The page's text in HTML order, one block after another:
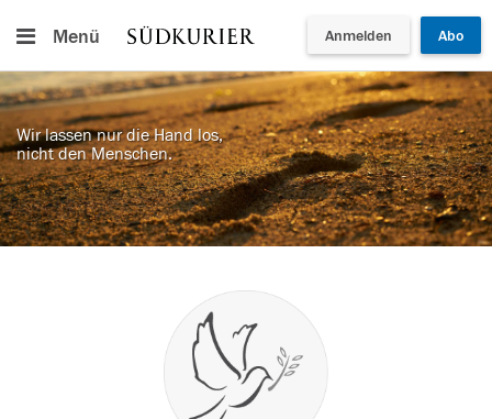
Menü Anmelden Abo
Wir lassen nur die Hand los,
nicht den Menschen.